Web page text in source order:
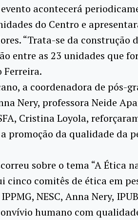
acontecerá
do Centro e
“Trata-se da construção
entre as 23 unidades que
Ferreira.
a coordenadora de pós-
Nery, professora Neide
Cristina Loyola,
promoção da qualidade da
sobre o tema “A Ética
cinco comitês de ética em
NESC, Anna Nery,
humano com